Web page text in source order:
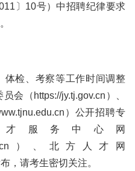
〕10号）中招聘纪律要求
体检、考察等工作时间调整
会（https://jy.tj.gov.cn）、
）公开招聘专
服务中心网
）、北方人才网
，请考生密切关注。